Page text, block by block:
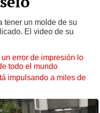
tener un molde de su
El video de su
error de impresión lo
todo el mundo
impulsando a miles de